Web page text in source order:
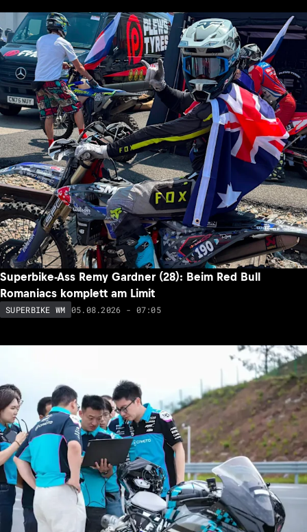
Superbike-Ass Remy Gardner (28): Beim Red Bull
Romaniacs komplett am Limit
SUPERBIKE WM 05.08.2026 - 07:05